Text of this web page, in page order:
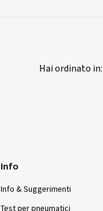
Hai ordinato in:
Info
Info & Suggerimenti
Test per pneumatici